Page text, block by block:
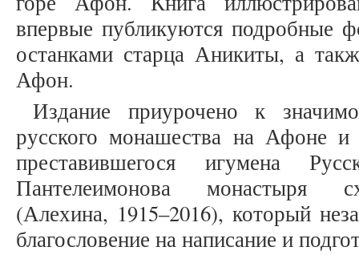
впервые публикуются подробные
останками старца Аникиты, а
Афон.
Издание приурочено к
русского монашества на Афоне
преставившегося игумена
Пантелеимонова монастыря
(Алехина, 1915–2016), который
благословение на написание и